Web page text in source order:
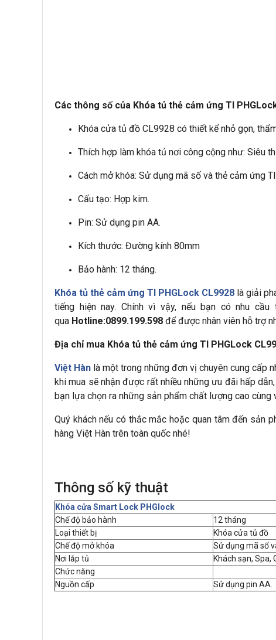
Các thông số của Khóa tủ thẻ cảm ứng TI
Khóa cửa tủ đồ CL9928 có thiết kể nhỏ gọn,
Thích hợp làm khóa tủ nơi công cộng như: Siêu
Cách mở khóa: Sử dụng mã số và thẻ cảm ứng
Cấu tạo: Hợp kim.
Pin: Sử dụng pin AA.
Kích thước: Đường kính 80mm
Bảo hành: 12 tháng.
Khóa tủ thẻ cảm ứng TI PHGLock CL9928 là giải
tiếng hiện nay. Chính vì vậy, nếu bạn có nhu cầu
qua Hotline:0899.199.598 để được nhân viên hỗ trợ
Địa chỉ mua Khóa tủ thẻ cảm ứng TI PHGLock
Việt Hàn là một trong những đơn vị chuyên cung cấp
khi mua sẽ nhận được rất nhiều những ưu đãi hấp
bạn lựa chọn ra những sản phẩm chất lượng cao
Quý khách nếu có thắc mắc hoặc quan tâm đến sản
hàng Việt Hàn trên toàn quốc nhé!
Thông số kỹ thuật
Khóa cửa Smart Lock PHGlock
Chế độ bảo hành
12 tháng
Loại thiết bị
Khóa cửa tủ đồ
Chế độ mở khóa
Sử dụng mã số
Nơi lắp tủ
Khách sạn, Spa,
Chức năng
Nguồn cấp
Sử dụng pin AA.